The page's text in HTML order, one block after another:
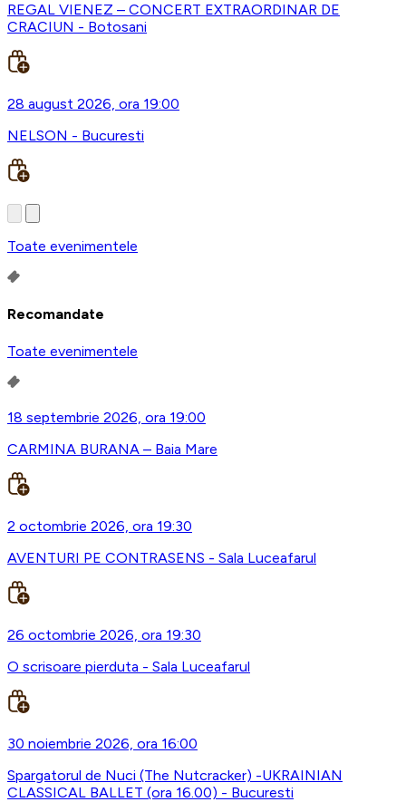
REGAL VIENEZ – CONCERT EXTRAORDINAR DE
CRACIUN - Botosani
28 august 2026, ora 19:00
NELSON - Bucuresti
Toate evenimentele
Recomandate
Toate evenimentele
18 septembrie 2026, ora 19:00
CARMINA BURANA – Baia Mare
2 octombrie 2026, ora 19:30
AVENTURI PE CONTRASENS - Sala Luceafarul
26 octombrie 2026, ora 19:30
O scrisoare pierduta - Sala Luceafarul
30 noiembrie 2026, ora 16:00
Spargatorul de Nuci (The Nutcracker) -UKRAINIAN
CLASSICAL BALLET (ora 16.00) - Bucuresti